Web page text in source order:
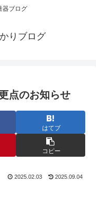
器ブログ
りブログ
点のお知らせ
はてブ
コピー
2025.02.03 2025.09.04